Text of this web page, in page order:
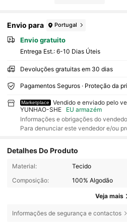
Envio para Portugal
Envio gratuito
Entrega Est.: 6-10 Dias Úteis
Devoluções gratuitas em 30 dias
Pagamentos Seguros · Proteção da
Marketplace
Vendido e enviado pelo
YUNHAO-SHE
EU armazém
Informações e obrigações do
Para denunciar este vendedor e/ou
Detalhes Do Produto
Material:
Tecido
Composição:
100% Algodão
Veja mais
Informações de segurança e contactos